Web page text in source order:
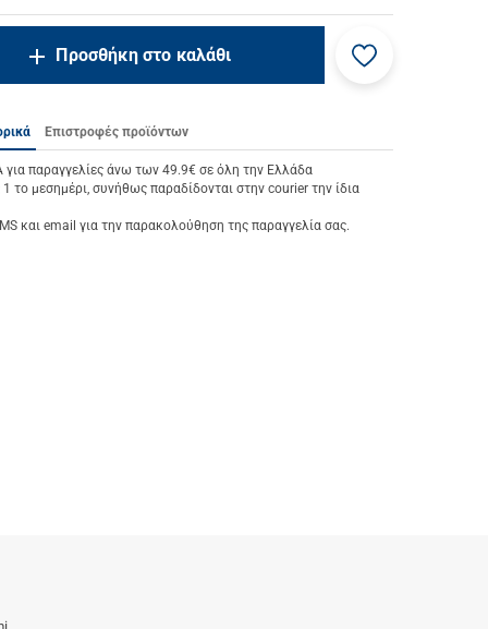
Προσθήκη στο καλάθι
Προσθήκη
Επιστροφές προϊόντων
παραγγελίες άνω των 49.9€ σε όλη την Ελλάδα
1 το μεσημέρι, συνήθως παραδίδονται στην courier την ίδια
και email για την παρακολούθηση της παραγγελία σας.